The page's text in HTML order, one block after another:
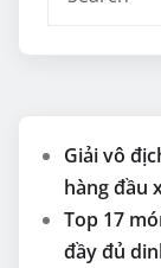
Giải vô
hàng đầu
Top 17
đầy đủ